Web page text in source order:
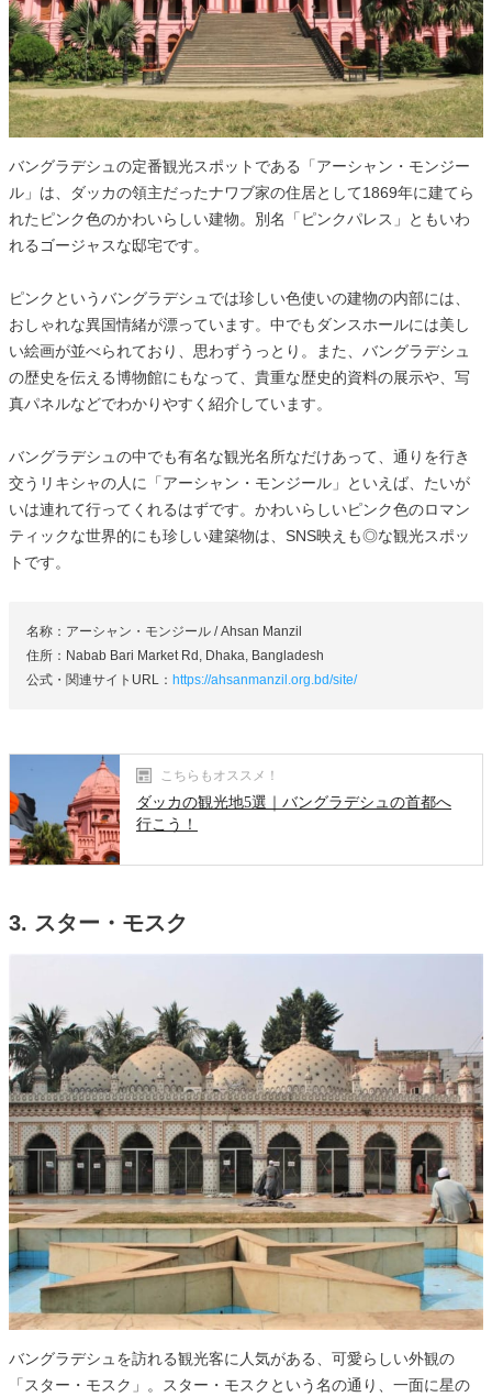
バングラデシュの定番観光スポットである「アーシャン・モンジー
ル」は、ダッカの領主だったナワブ家の住居として1869年に建てら
れたピンク色のかわいらしい建物。別名「ピンクパレス」ともいわ
れるゴージャスな邸宅です。
ピンクというバングラデシュでは珍しい色使いの建物の内部には、
おしゃれな異国情緒が漂っています。中でもダンスホールには美し
い絵画が並べられており、思わずうっとり。また、バングラデシュ
の歴史を伝える博物館にもなって、貴重な歴史的資料の展示や、写
真パネルなどでわかりやすく紹介しています。
バングラデシュの中でも有名な観光名所なだけあって、通りを行き
交うリキシャの人に「アーシャン・モンジール」といえば、たいが
いは連れて行ってくれるはずです。かわいらしいピンク色のロマン
ティックな世界的にも珍しい建築物は、SNS映えも◎な観光スポッ
トです。
名称：アーシャン・モンジール / Ahsan Manzil
住所：Nabab Bari Market Rd, Dhaka, Bangladesh
公式・関連サイトURL： https://ahsanmanzil.org.bd/site/
こちらもオススメ！
ダッカの観光地5選｜バングラデシュの首都へ
行こう！
3. スター・モスク
バングラデシュを訪れる観光客に人気がある、可愛らしい外観の
「スター・モスク」。スター・モスクという名の通り、一面に星の